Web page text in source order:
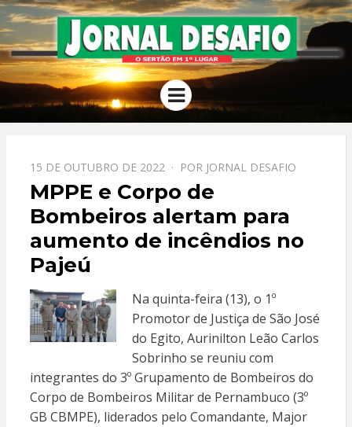
JORNAL
DESAFIO
O Sertão em 1º Lugar
Menu
PPOSTADO
EM
15 DE OUTUBRO DE 2022 POR JORNAL DESAFIO
MPPE e Corpo de
Bombeiros alertam para
aumento de incêndios no
Pajeú
Na quinta-feira (13), o 1º
Promotor de Justiça de São José
do Egito, Aurinilton Leão Carlos
Sobrinho se reuniu com
integrantes do 3º Grupamento de Bombeiros do
Corpo de Bombeiros Militar de Pernambuco (3º
GB CBMPE), liderados pelo Comandante, Major